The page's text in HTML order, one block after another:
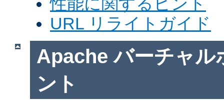
URL リライトガイド
Apache バーチャル
ント